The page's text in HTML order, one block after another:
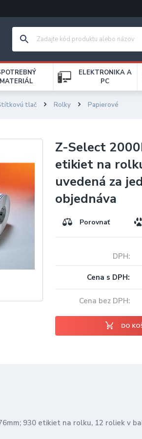
MATERIÁL
ELEKTRONIKA A
PC
tlač Rolky Papierové
Z-Select
etikiet na
uvedená za
objednáva
Porovnať
DPH
Cena s DPH
Cena bez DPH
DO
930 etikiet na rolku, 12 roliek v